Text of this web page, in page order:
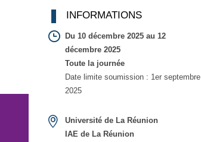
INFORMATIONS
Du 10 décembre 2025 au 12
décembre 2025
Toute la journée
Date limite soumission : 1er septembre
2025
Université de La Réunion
IAE de La Réunion